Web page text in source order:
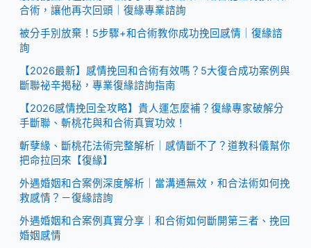
合術，讓他再次回頭｜復緣專業諮詢
被分手別放棄！5步驟+和合術教你成功挽回感情｜復緣諮
詢
【2026最新】感情挽回和合術有效嗎？5大復合成功案例與
斷聯祕辛揭秘，專業復緣諮詢指南
【2026感情挽回全攻略】貴人運怎麼補？復緣專家破解分
手斷聯、斬桃花與和合術真實功效！
斬孽緣、斷桃花法術完整解析｜感情斷不了？道教科儀幫你
把命拉回來【復緣】
外遇婚姻和合案例深度解析｜當溝通無效，和合法術如何挽
救感情？－復緣諮詢
外遇婚姻和合案例真實分享｜和合術如何斷開第三者、挽回
婚姻感情